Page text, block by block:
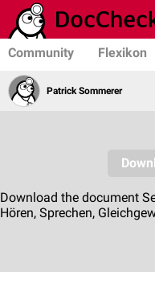
Community Flexikon
Patrick Sommerer